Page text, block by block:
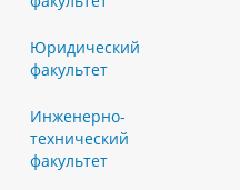
Юридический
факультет
Инженерно-
технический
факультет